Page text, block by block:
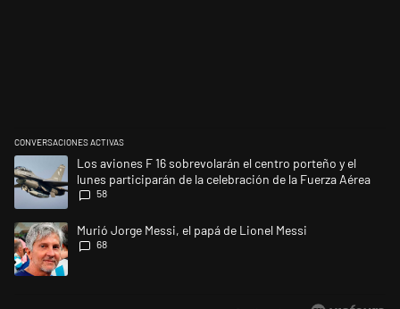
CONVERSACIONES ACTIVAS
Este listado muestra los artículos con más comentarios en los últimos
Un artículo de tendencia con el título "Los aviones F 16 sobrevolarán
Los aviones F 16 sobrevolarán el centro porteño y el
lunes participarán de la celebración de la Fuerza Aérea
58
Un artículo de tendencia con el título "Murió Jorge Messi, el papá de
Murió Jorge Messi, el papá de Lionel Messi
68